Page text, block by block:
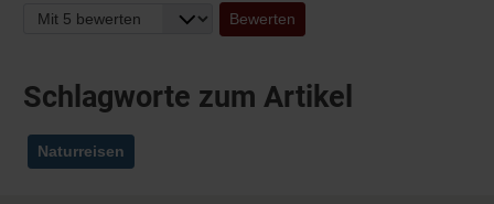
Schlagworte zum Artikel
Naturreisen